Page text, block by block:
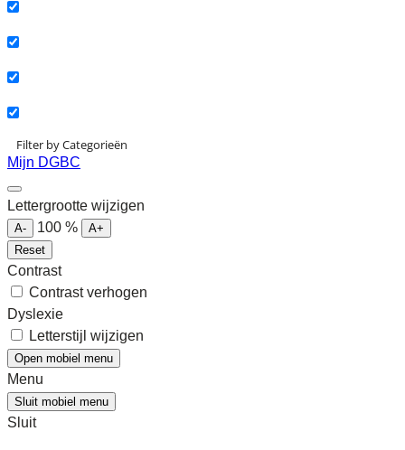
Filter by Categorieën
Mijn DGBC
Lettergrootte wijzigen
A- 100 %
A+
Reset
Contrast
Contrast verhogen
Dyslexie
Letterstijl wijzigen
Open mobiel menu
Menu
Sluit mobiel menu
Sluit